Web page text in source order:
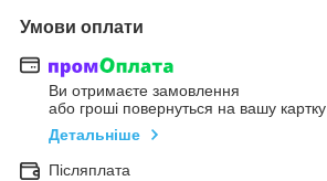
Умови оплати
Ви отримаєте замовлення
або гроші повернуться на вашу картку
Детальніше
Післяплата